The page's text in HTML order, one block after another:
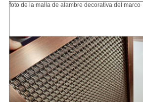
foto de la malla de alambre decorativa del marco